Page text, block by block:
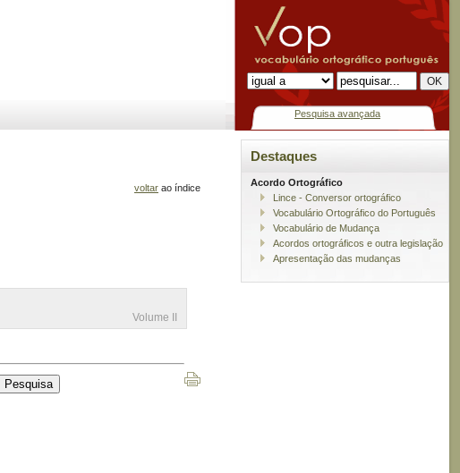
Pesquisa avançada
voltar ao índice
Volume II
Destaques
Acordo Ortográfico
Lince - Conversor ortográfico
Vocabulário Ortográfico do Português
Vocabulário de Mudança
Acordos ortográficos e outra legislação
Apresentação das mudanças